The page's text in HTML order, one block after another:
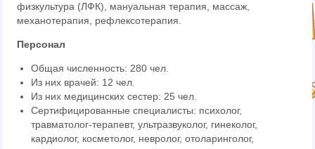
физкультура (ЛФК), мануальная терапия, массаж,
механотерапия, рефлексотерапия.
Персонал
Общая численность: 280 чел.
Из них врачей: 12 чел.
Из них медицинских сестер: 25 чел.
Сертифицированные специалисты: психолог,
травматолог-терапевт, ультразвуколог, гинеколог,
кардиолог, косметолог, невролог, отоларинголог,